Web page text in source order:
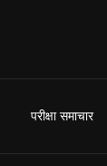
परीक्षा समाचार